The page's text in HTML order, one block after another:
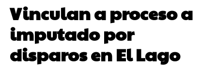
Vinculan a proceso a
imputado por
disparos en El Lago